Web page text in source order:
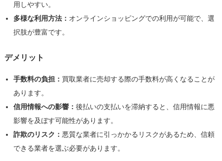
用しやすい。
多様な利用方法： オンラインショッピングでの利用が可能で、選
択肢が豊富です。
デメリット
手数料の負担： 買取業者に売却する際の手数料が高くなることが
あります。
信用情報への影響：後払いの支払いを滞納すると、信用情報に悪
影響を及ぼす可能性があります。
詐欺のリスク： 悪質な業者に引っかかるリスクがあるため、信頼
できる業者を選ぶ必要があります。